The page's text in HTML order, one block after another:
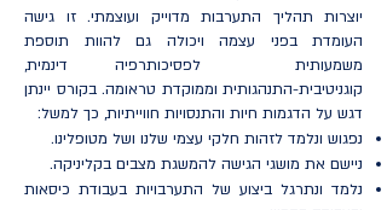
יוצרות תהליך התערבות מדוייק ועוצמתי. זו גישה
העומדת בפני עצמה ויכולה גם להוות תוספת
משמעותית לפסיכותרפיה דינמית,
קוגניטיבית-התנהגותית וממוקדת טראומה. בקורס יינתן
דגש על הדגמות חיות והתנסויות חווייתיות, כך למשל:
נפגוש ונלמד לזהות חלקי עצמי שלנו ושל מטופלינו.
ניישם את מושגי הגישה להמשגת מצבים בקליניקה.
נלמד ונתרגל ביצוע של התערבויות בעבודת כיסאות